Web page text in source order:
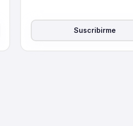
Suscribirme